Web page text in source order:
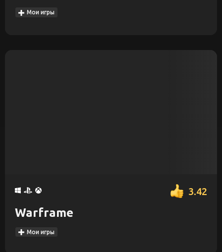
Мои игры
3.42
Warframe
Мои игры